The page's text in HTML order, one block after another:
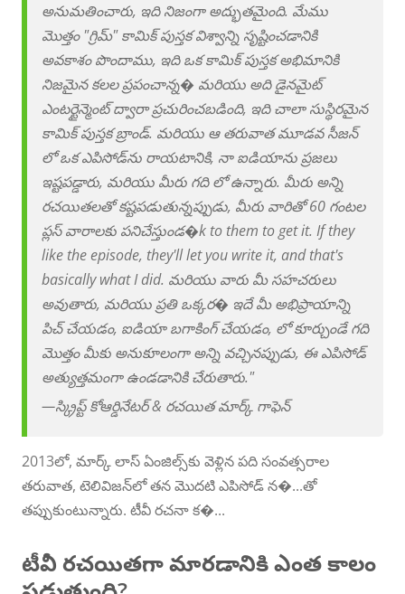
అనుమతించారు, ఇది నిజంగా అద్భుతమైంది. మేము
మొత్తం "గ్రిమ్" కామిక్ పుస్తక విశ్వాన్ని సృష్టించడానికి
అవకాశం పొందాము, ఇది ఒక కామిక్ పుస్తక అభిమానికి
నిజమైన కలల ప్రపంచాన్న� మరియు అది డైనమైట్
ఎంటర్టైన్మెంట్ ద్వారా ప్రచురించబడింది, ఇది చాలా సుస్థిరమైన
కామిక్ పుస్తక బ్రాండ్. మరియు ఆ తరువాత మూడవ సీజన్‌
లో ఒక ఎపిసోడ్‌ను రాయటానికి, నా ఐడియాను ప్రజలు
ఇష్టపడ్డారు, మరియు మీరు గది లో ఉన్నారు. మీరు అన్ని
రచయితలతో కష్టపడుతున్నప్పుడు, మీరు వారితో 60 గంటల
ప్లస్ వారాలకు పనిచేస్తుండ�k to them to get it. If they
like the episode, they'll let you write it, and that's
basically what I did. మరియు వారు మీ సహచరులు
అవుతారు, మరియు ప్రతి ఒక్కర� ఇదే మీ అభిప్రాయాన్ని
పిచ్ చేయడం, ఐడియా బగాకింగ్ చేయడం, లో కూర్చుండే గది
మొత్తం మీకు అనుకూలంగా అన్ని వచ్చినప్పుడు, ఈ ఎపిసోడ్
అత్యుత్తమంగా ఉండడానికి చేరుతారు."
—స్క్రిప్ట్ కోఆర్డినేటర్ & రచయిత మార్క్ గాఫెన్
2013లో, మార్క్ లాస్ ఏంజిల్స్‌కు వెళ్లిన పది సంవత్సరాల
తరువాత, టెలివిజన్‌లో తన మొదటి ఎపిసోడ్ న�...తో
తప్పుకుంటున్నారు. టీవీ రచనా క�...
టీవీ రచయితగా మారడానికి ఎంత కాలం